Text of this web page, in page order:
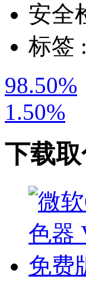
安全
标签 :
98.50%
1.50%
下载